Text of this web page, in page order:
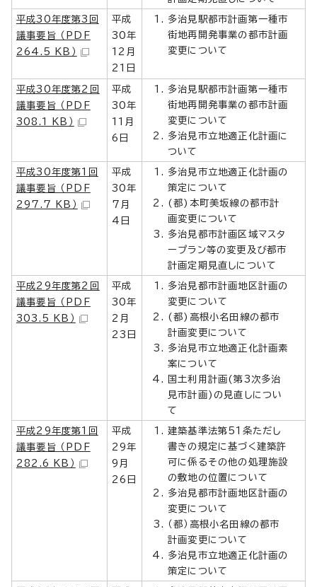
平成30年度第3回
議事要旨 （PDF
264.5 KB）
平成
30年
12月
21日
多治見駅都市計画第一種市
街地再開発事業の都市計画
変更について
平成30年度第2回
議事要旨 （PDF
308.1 KB）
平成
30年
11月
6日
多治見駅都市計画第一種市
街地再開発事業の都市計画
変更について
多治見市立地適正化計画に
ついて
平成30年度第1回
議事要旨 （PDF
297.7 KB）
平成
30年
7月
4日
多治見市立地適正化計画の
策定について
(都)本町美坂線の都市計
画変更について
多治見都市計画区域マスタ
ープラン等の変更及び都市
計画定期見直しについて
平成29年度第2回
議事要旨 （PDF
303.5 KB）
平成
30年
2月
23日
多治見都市計画地区計画の
変更について
(都)高根小名田線の都市
計画変更について
多治見市立地適正化計画素
案について
国土利用計画(第3次多治
見市計画)の見直しについ
て
平成29年度第1回
議事要旨 （PDF
282.6 KB）
平成
29年
9月
26日
建築基準法第51条ただし
書きの規定に基づく建築許
可に係るその他の処理施設
の敷地の位置について
多治見都市計画地区計画の
変更について
（都）高根小名田線の都市
計画変更について
多治見市立地適正化計画の
策定について